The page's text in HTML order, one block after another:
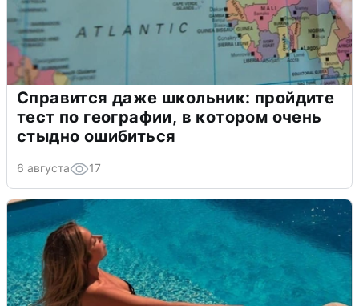
Справится даже школьник: пройдите
тест по географии, в котором очень
стыдно ошибиться
6 августа 17